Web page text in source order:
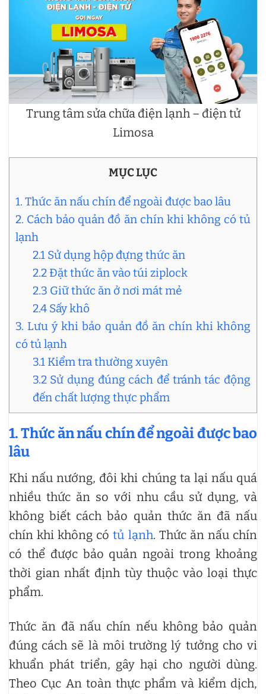
Trung tâm sửa chữa điện lạnh – điện tử
Limosa
MỤC LỤC
1. Thức ăn nấu chín để ngoài được bao lâu
2. Cách bảo quản đồ ăn chín khi không có tủ
lạnh
2.1 Sử dụng hộp đựng thức ăn
2.2 Đặt thức ăn vào túi ziplock
2.3 Giữ thức ăn ở nơi mát mẻ
2.4 Sấy khô
3. Lưu ý khi bảo quản đồ ăn chín khi không
có tủ lạnh
3.1 Kiểm tra thường xuyên
3.2 Sử dụng đúng cách để tránh tác động
đến chất lượng thực phẩm
1. Thức ăn nấu chín để ngoài được bao
lâu
Khi nấu nướng, đôi khi chúng ta lại nấu quá
nhiều thức ăn so với nhu cầu sử dụng, và
không biết cách bảo quản thức ăn đã nấu
chín khi không cótủ lạnh. Thức ăn nấu chín
có thể được bảo quản ngoài trong khoảng
thời gian nhất định tùy thuộc vào loại thực
phẩm.
Thức ăn đã nấu chín nếu không bảo quản
đúng cách sẽ là môi trường lý tưởng cho vi
khuẩn phát triển, gây hại cho người dùng.
Theo Cục An toàn thực phẩm và kiểm dịch,